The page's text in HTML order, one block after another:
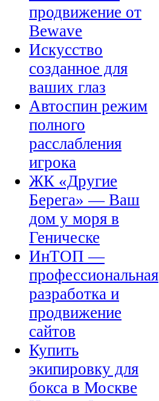
продвижение от
Bewave
Искусство
созданное для
ваших глаз
Автоспин режим
полного
расслабления
игрока
ЖК «Другие
Берега» — Ваш
дом у моря в
Геническе
ИнТОП —
профессиональная
разработка и
продвижение
сайтов
Купить
экипировку для
бокса в Москве